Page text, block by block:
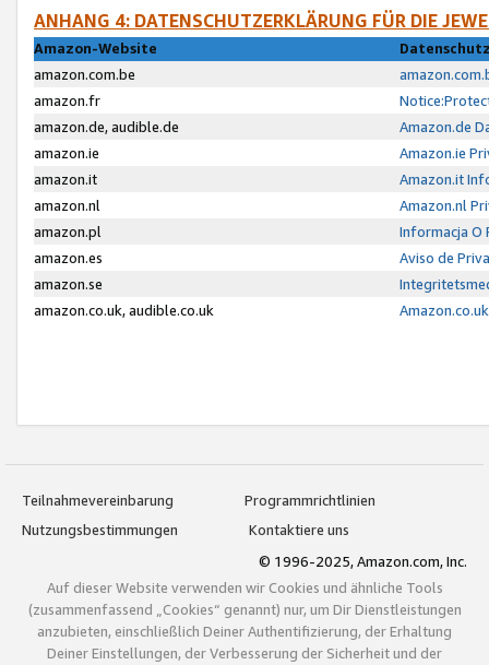
ANHANG 4: DATENSCHUTZERKLÄRUNG FÜR DIE
Amazon-Website
amazon.com.be
amazon.fr
amazon.de, audible.de
Amazon.de
amazon.ie
Amazon.ie
amazon.it
Amazon.it
amazon.nl
Amazon.nl
amazon.pl
Informacja O
amazon.es
Aviso de
amazon.se
amazon.co.uk, audible.co.uk
Teilnahmevereinbarung
Programmrichtlinien
Nutzungsbestimmungen
Kontaktiere uns
© 1996-2025, Amazon.com, Inc.
Auf dieser Website verwenden wir Cookies und ähnliche Tools
(zusammenfassend „Cookies“ genannt) nur, um Dir Dienstleistungen
anzubieten, einschließlich Deiner Authentifizierung, der Erhaltung
Deiner Einstellungen, der Verbesserung der Sicherheit und der